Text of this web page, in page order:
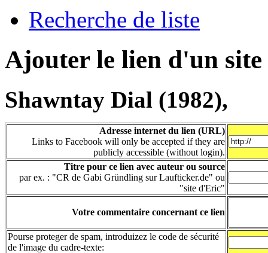
Recherche de liste
Ajouter le lien d'un site
Shawntay Dial (1982),
Adresse internet du lien (URL)
Links to Facebook will only be accepted if they are
publicly accessible (without login).
Titre pour ce lien avec auteur ou source
par ex. : "CR de Gabi Gründling sur Laufticker.de" ou
"site d'Eric"
Votre commentaire concernant ce lien
Pourse proteger de spam, introduizez le code de sécurité
de l'image du cadre-texte: